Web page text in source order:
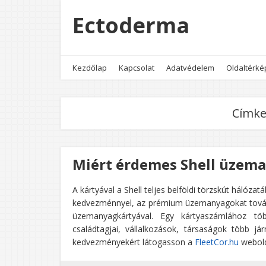
Ectoderma
Kezdőlap Kapcsolat Adatvédelem
Miért érdemes Shell
A kártyával a Shell teljes belföldi törzskút
kedvezménnyel, az prémium üzemanyagokat
üzemanyagkártyával. Egy kártyaszámlához
családtagjai, vállalkozások, társaságok több
kedvezményekért látogasson a FleetCor.hu